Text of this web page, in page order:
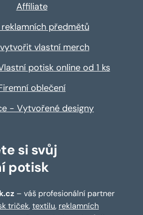
Affiliate
reklamních předmětů
vlastní merch
potisk online od 1 ks
oblečení
- Vytvořené designy
si svůj
potisk
– váš profesionální partner
triček,textilu, reklamních